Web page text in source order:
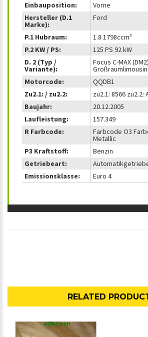
Einbauposition:
Vorne
Hersteller (D.1
Marke):
Ford
P.1 Hubraum:
1.8 1798ccm³
P.2 KW / PS:
125 PS 92 kW
D. 2 (Typ /
Variante):
Focus C-MAX (DM2)
Motorcode:
QQDB1
Zu2.1: / zu2.2:
zu2.1: 8566 zu2.2:
Baujahr:
20.12.2005
Laufleistung:
157.349
R Farbcode:
Farbcode O3
Metallic
P3 Kraftstoff:
Benzin
Getriebeart:
Emissionsklasse:
Euro 4
RELATED